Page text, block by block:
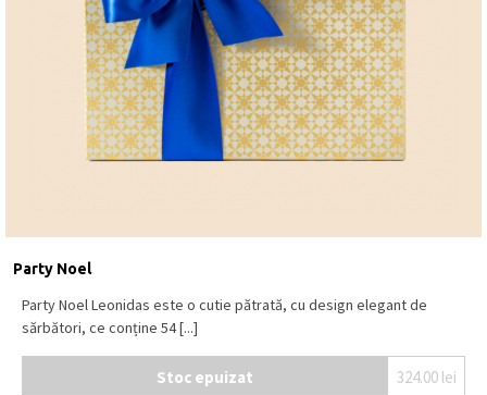
Party Noel
Party Noel Leonidas este o cutie pătrată, cu design elegant de
sărbători, ce conține 54 [...]
Stoc epuizat 324.00 lei